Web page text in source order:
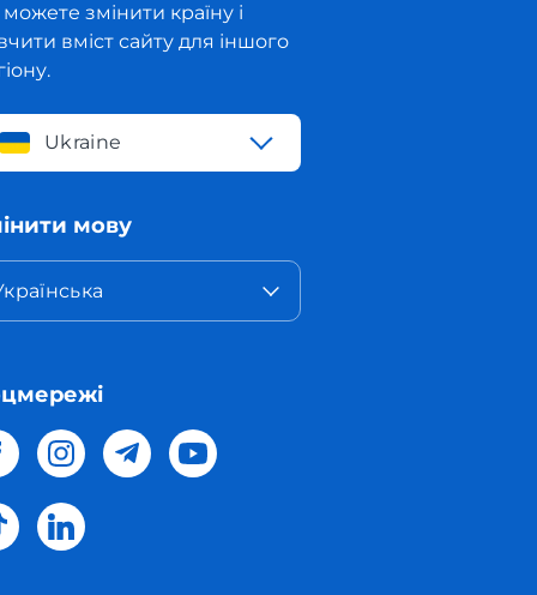
змінити країну і
вміст сайту для іншого
Ukraine
мову